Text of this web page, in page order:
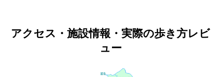
アクセス・施設情報・実際の歩き方レビ
ュー